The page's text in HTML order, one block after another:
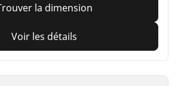
la dimension
Voir les détails